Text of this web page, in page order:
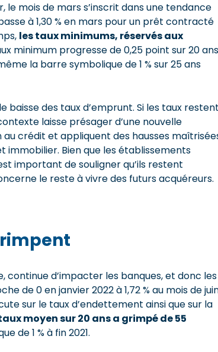
le mois de mars s’inscrit dans une tendance
à 1,30 % en mars pour un prêt contracté
les taux minimums, réservés aux
minimum progresse de 0,25 point sur 20 ans
la barre symbolique de 1 % sur 25 ans
des taux d’emprunt. Si les taux
laisse présager d’une nouvelle
crédit et appliquent des hausses
immobilier. Bien que les établissements
important de souligner qu’ils restent
le reste à vivre des futurs acquéreurs.
continue d’impacter les banques, et donc les
de 0 en janvier 2022 à 1,72 % au mois de
sur le taux d’endettement ainsi que sur la
moyen sur 20 ans a grimpé de 55
de 1 % à fin 2021.